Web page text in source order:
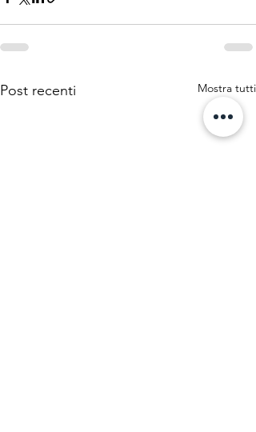
Post recenti Mostra tutti